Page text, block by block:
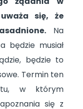
się, że
Na
będzie musiał
będzie to
Termin ten
w którym
się z